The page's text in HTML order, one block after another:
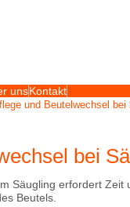
unsKontakt
und Beutelwechsel bei
bei
Säugling erfordert
Beutels.